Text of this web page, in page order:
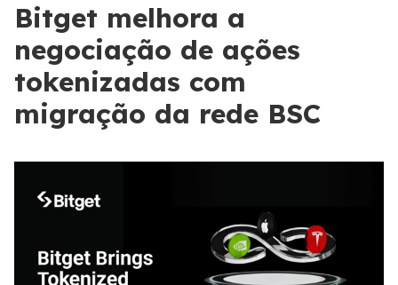
Bitget melhora a
negociação de ações
tokenizadas com
migração da rede BSC